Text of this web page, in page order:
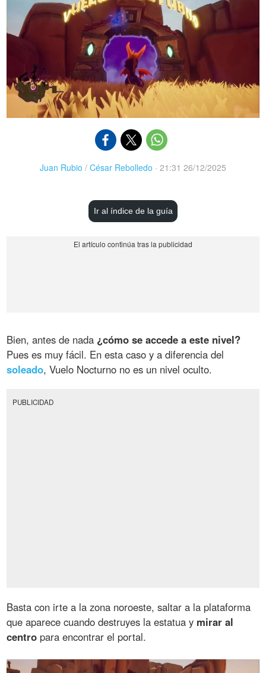
Juan Rubio / César Rebolledo · 21:31 26/12/2025
Ir al índice de la guía
Bien, antes de nada ¿cómo se accede a este nivel?
Pues es muy fácil. En esta caso y a diferencia del
soleado, Vuelo Nocturno no es un nivel oculto.
PUBLICIDAD
Basta con irte a la zona noroeste, saltar a la plataforma
que aparece cuando destruyes la estatua y mirar al
centro para encontrar el portal.